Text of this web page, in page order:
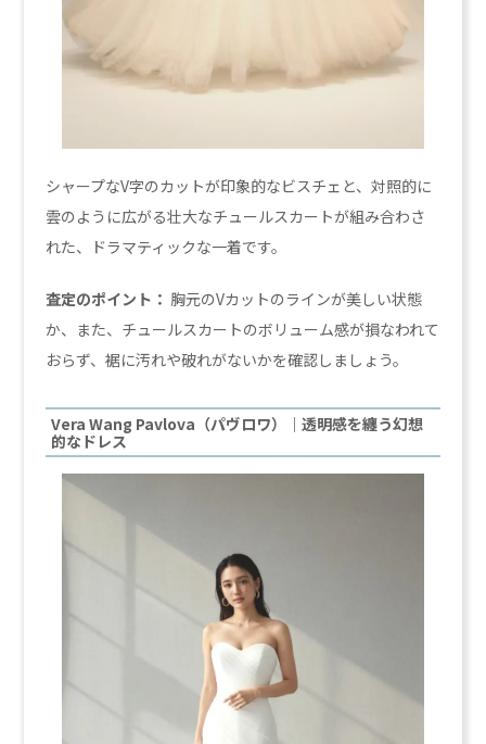
シャープなV字のカットが印象的なビスチェと、対照的に
雲のように広がる壮大なチュールスカートが組み合わさ
れた、ドラマティックな一着です。
査定のポイント： 胸元のVカットのラインが美しい状態
か、また、チュールスカートのボリューム感が損なわれて
おらず、裾に汚れや破れがないかを確認しましょう。
Vera Wang Pavlova（パヴロワ）｜透明感を纏う幻想
的なドレス